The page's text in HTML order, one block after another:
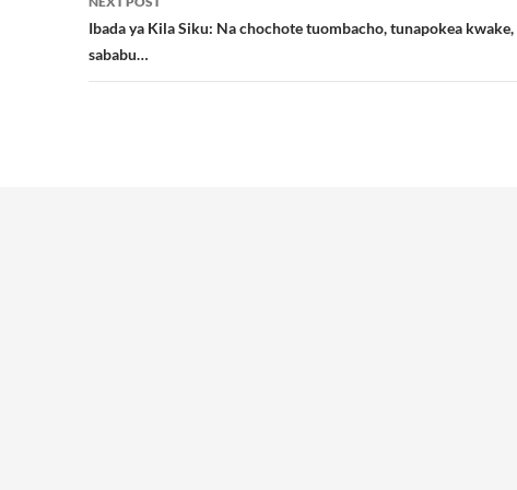
Ibada ya Kila Siku: Na chochote tuombacho, tunapokea
sababu…